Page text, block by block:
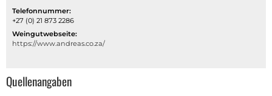
Telefonnummer:
+27 (0) 21 873 2286
Weingutwebseite:
https://www.andreas.co.za/
Quellenangaben